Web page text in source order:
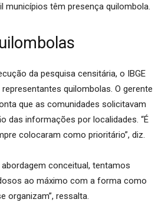
municípios têm presença quilombola.
da pesquisa censitária, o IBGE
quilombolas. O gerente
que as comunidades solicitavam
das informações por localidades. “É
colocaram como prioritário”, diz.
conceitual, tentamos
ao máximo com a forma como
organizam”, ressalta.